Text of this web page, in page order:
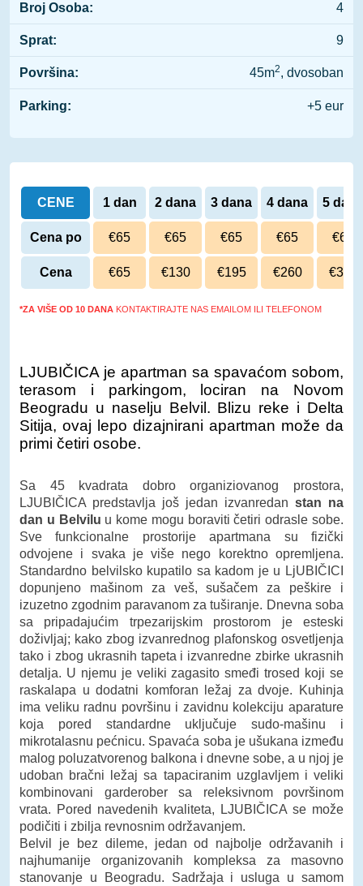
Broj Osoba: 4
Sprat: 9
Površina: 45m2, dvosoban
Parking: +5 eur
CENE 1 dan 2 dana 3 dana 4 dana 5 dana
Cena po
danu
€65 €65 €65 €65 €65
Cena €65 €130 €195 €260 €325
*ZA VIŠE OD 10 DANA KONTAKTIRAJTE NAS EMAILOM ILI TELEFONOM
LJUBIČICA je apartman sa spavaćom sobom,
terasom i parkingom, lociran na Novom
Beogradu u naselju Belvil. Blizu reke i Delta
Sitija, ovaj lepo dizajnirani apartman može da
primi četiri osobe.
Sa 45 kvadrata dobro organiziovanog prostora,
LJUBIČICA predstavlja još jedan izvanredan stan na
dan u Belvilu u kome mogu boraviti četiri odrasle sobe.
Sve funkcionalne prostorije apartmana su fizički
odvojene i svaka je više nego korektno opremljena.
Standardno belvilsko kupatilo sa kadom je u LjUBIČICI
dopunjeno mašinom za veš, sušačem za peškire i
izuzetno zgodnim paravanom za tuširanje. Dnevna soba
sa pripadajućim trpezarijskim prostorom je esteski
doživljaj; kako zbog izvanrednog plafonskog osvetljenja
tako i zbog ukrasnih tapeta i izvanredne zbirke ukrasnih
detalja. U njemu je veliki zagasito smeđi trosed koji se
raskalapa u dodatni komforan ležaj za dvoje. Kuhinja
ima veliku radnu površinu i zavidnu kolekciju aparature
koja pored standardne uključuje sudo-mašinu i
mikrotalasnu pećnicu. Spavaća soba je ušukana između
malog poluzatvorenog balkona i dnevne sobe, a u njoj je
udoban bračni ležaj sa tapaciranim uzglavljem i veliki
kombinovani garderober sa releksivnom površinom
vrata. Pored navedenih kvaliteta, LJUBIČICA se može
podičiti i zbilja revnosnim održavanjem.
Belvil je bez dileme, jedan od najbolje održavanih i
najhumanije organizovanih kompleksa za masovno
stanovanje u Beogradu. Sadržaja i usluga u samom